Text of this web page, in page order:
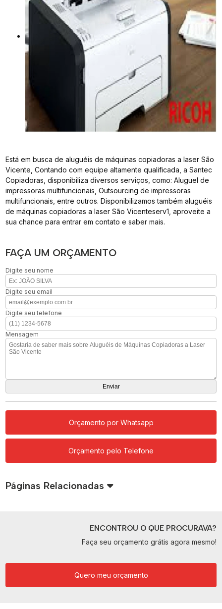
Está em busca de aluguéis de máquinas copiadoras a laser São
Vicente, Contando com equipe altamente qualificada, a Santec
Copiadoras, disponibiliza diversos serviços, como: Aluguel de
impressoras multifuncionais, Outsourcing de impressoras
multifuncionais, entre outros. Disponibilizamos também aluguéis
de máquinas copiadoras a laser São Vicenteserv1, aproveite a
sua chance para entrar em contato e saber mais.
FAÇA UM ORÇAMENTO
Digite seu nome
Digite seu email
Digite seu telefone
Mensagem
Orçamento por Whatsapp
Orçamento pelo Telefone
Páginas Relacionadas
ENCONTROU O QUE PROCURAVA?
Faça seu orçamento grátis agora mesmo!
Quero meu orçamento